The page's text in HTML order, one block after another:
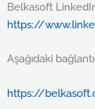
Belkasoft
https://
Aşağıdaki
https://